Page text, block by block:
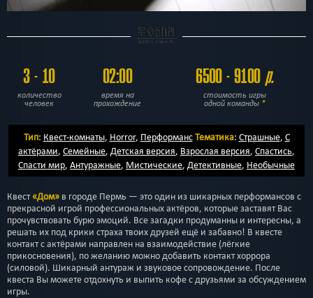
3 - 10
количество
человек
02:00
время на
прохождение
6500 - 9100 р.
стоимость игры
одной команды *
Тип: Квест-комнаты, Horror, ПерформансТематика: Страшные, С
актёрами, Семейные, Детская версия, Взрослая версия, Спастись,
Спасти мир, Антуражные, Мистические, Детективные, Необычные
Квест«Дом» в городе Пермь — это один из шикарных перформансов с
прекрасной игрой профессиональных актёров, которые заставят Вас
прочувствовать бурю эмоций. Все загадки продуманны и интересны, а
решать их под крики страха твоих друзей ещё и забавно! В квесте
контакт с актёрами направлен на взаимодействие (лёгкие
прикосновения), по желанию можно добавить контакт хоррора
(силовой). Шикарный антураж и звуковое сопровождение. После
квеста Вы можете отдохнуть и выпить кофе с друзьями за обсуждением
игры.